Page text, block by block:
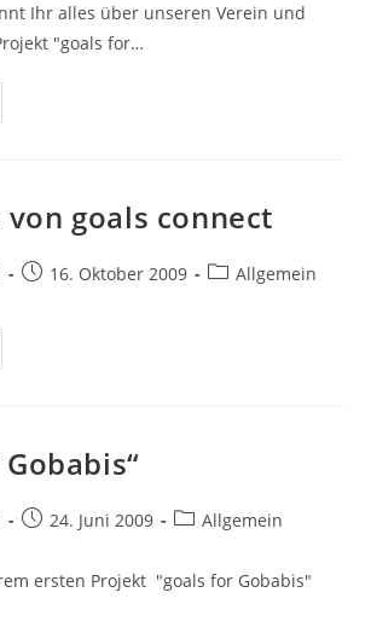
Ihr alles über unseren Verein und
"goals for…
von goals connect
Beitrag16. Oktober 2009
Beitrags-
Allgemein
Beitrag24. Juni 2009
Beitrags-
Allgemein
ersten Projekt "goals for Gobabis"